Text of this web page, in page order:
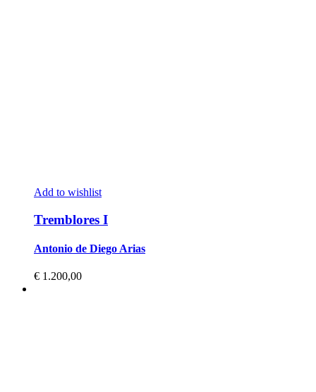
Add to wishlist
Tremblores I
Antonio de Diego Arias
€ 1.200,00